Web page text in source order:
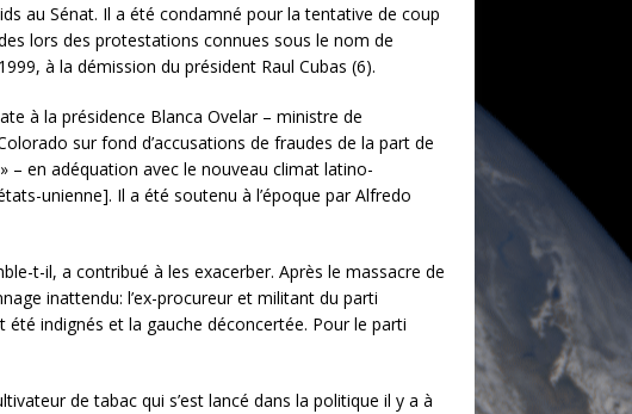
au Sénat. Il a été condamné pour la tentative de coup
lors des protestations connues sous le nom de
à la démission du président Raul Cubas (6).
à la présidence Blanca Ovelar – ministre de
sur fond d’accusations de fraudes de la part de
» – en adéquation avec le nouveau climat latino-
unienne]. Il a été soutenu à l’époque par Alfredo
t-il, a contribué à les exacerber. Après le massacre de
inattendu: l’ex-procureur et militant du parti
indignés et la gauche déconcertée. Pour le parti
de tabac qui s’est lancé dans la politique il y a à